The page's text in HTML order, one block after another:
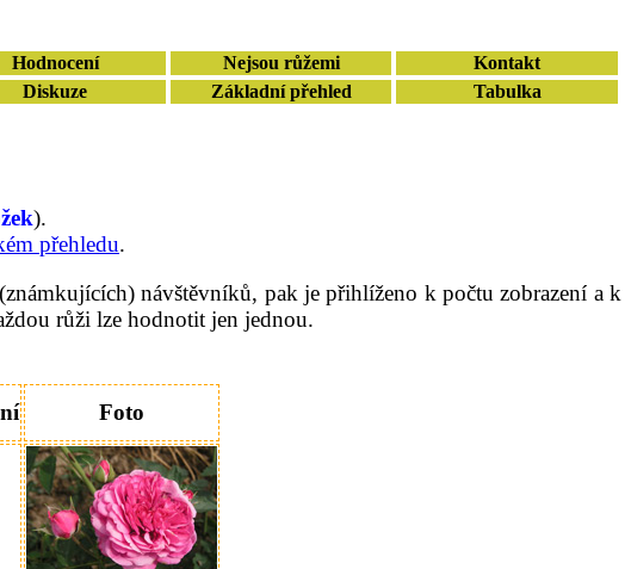
Hodnocení Nejsou růžemi
Kontakt
Diskuze Základní přehled Tabulka
).
přehledu.
návštěvníků, pak je přihlíženo k počtu zobrazení a k
růži lze hodnotit jen jednou.
Foto